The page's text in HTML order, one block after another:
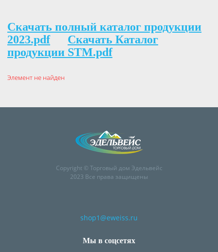
Скачать полный каталог продукции
2023.pdf
Скачать Каталог
продукции STM.pdf
Элемент не найден
Copyright © Торговый дом Эдельвейс
2023 Все права защищены
shop1@eweiss.ru
Мы в соцсетях